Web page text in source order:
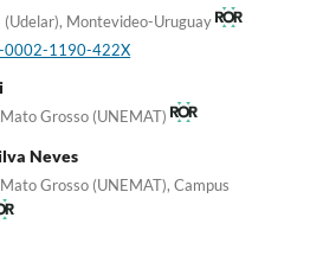
(Udelar), Montevideo-Uruguay
0002-1190-422X
Grosso (UNEMAT)
Neves
Grosso (UNEMAT), Campus